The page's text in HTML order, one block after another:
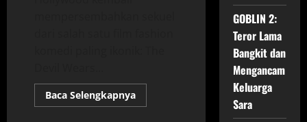
Baca SelengkapnyaRead
more
GOBLIN 2:
Teror Lama
Bangkit dan
Mengancam
Keluarga
Sara